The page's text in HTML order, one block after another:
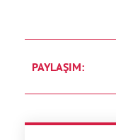
PAYLAŞIM: